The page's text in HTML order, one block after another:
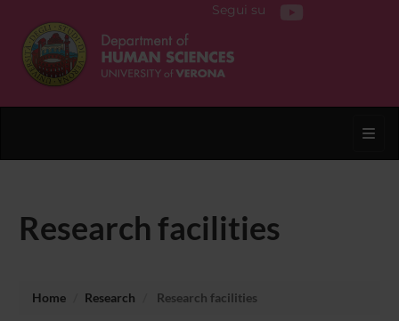
Segui su
Research facilities
Home Research Research facilities